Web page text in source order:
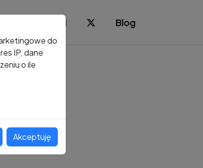
Blog
do
IP, dane
o ile
Akceptuję